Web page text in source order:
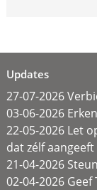
Updates
27-07-2026
03-06-2026
22-05-2026 Let
dat zélf aangeeft
21-04-2026
02-04-2026